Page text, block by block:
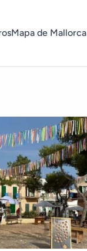
Mapa de Mallorca